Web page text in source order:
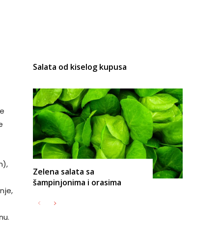
Salata od kiselog kupusa
Zelena salata sa
šampinjonima i orasima